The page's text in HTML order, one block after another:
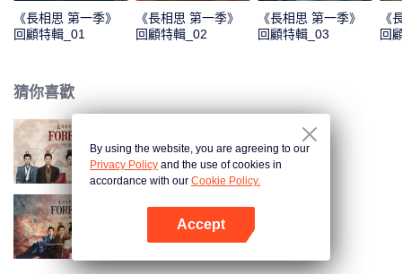
玹將所有精力都放在了治理國家上，因為他知道，只要天下太平，他的小夭就
能夠幸福安康。
《長相思 第一季》
回顧特輯_01
《長相思 第一季》
回顧特輯_02
《長相思 第一季》
回顧特輯_03
《
回
猜你喜歡
長相思 第二季
長相思 第一季
By using the website, you are agreeing to our
Privacy Policy and the use of cookies in
accordance with our Cookie Policy.
Accept